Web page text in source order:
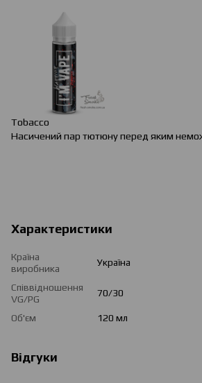
Tobacco
Насичений пар тютюну перед яким
Характеристики
Країна
виробника
Україна
Співвідношення
VG/PG
70/30
Об'єм 120 мл
Відгуки